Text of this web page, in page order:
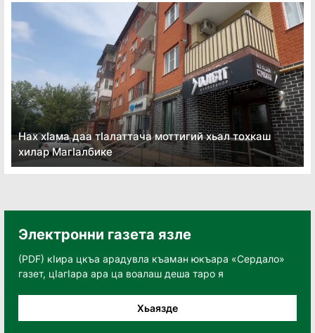
Нах хӏама даа тӏалаттача моттигий хьал тохкаш
хилар Магӏалбике
Электронни газета язле
(PDF) кӀира цкъа арадувла къаман юкъара «Сердало»
газет, цӀагӀара ара ца воалаш деша таро я
Хьаязде